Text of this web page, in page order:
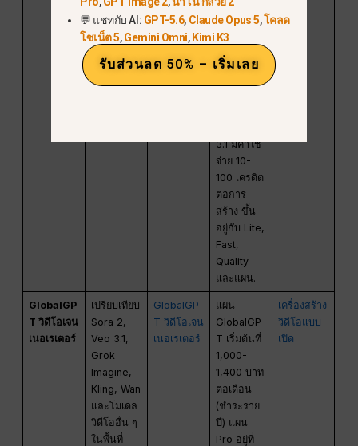
Flow 200,
1,000,
10,000
3.1 มีค่าใช้
จ่าย 10-
100 เครดิต
ต่อการ
สร้าง ขึ้น
อยู่กับ Lite,
Fast,
Quality
และแผน.
GlobalGP
T วิดีโอเจน
เนอเรเตอร์
เปรียบเทียบ
Sora 2,
Veo 3.1,
Grok
Imagine,
Kling, Wan
และโมเดล
วิดีโออื่น ๆ
ในพื้นที่
GlobalGP
T วิดีโอเจน
เนอเรเตอร์
แผน
GlobalGP
T เริ่มต้นที่
1,000-
1,400 บาท
ต่อเดือน
(ชำระราย
ปี) แผน
Pro อยู่ที่
เครื่องสร้าง
วิดีโอแบบ
เปิด
💬 แชทกับ AI: GPT-5.6, Claude Opus 5,โคลด
โซเน็ต 5,Gemini Omni,Kimi K3
รับส่วนลด 50% – เริ่มเลย